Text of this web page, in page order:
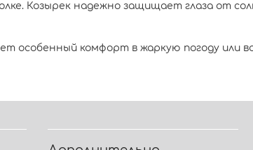
Козырек надежно защищает глаза от
особенный комфорт в жаркую погоду или